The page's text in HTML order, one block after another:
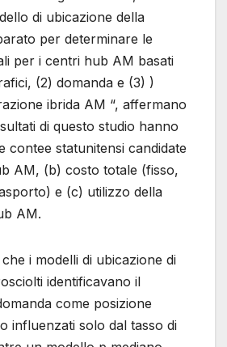
di ubicazione della
per determinare le
per i centri hub AM basati
(2) domanda e (3) )
ibrida AM “, affermano
di questo studio hanno
contee statunitensi candidate
AM, (b) costo totale (fisso,
e (c) utilizzo della
AM.
i modelli di ubicazione di
identificavano il
come posizione
influenzati solo dal tasso di